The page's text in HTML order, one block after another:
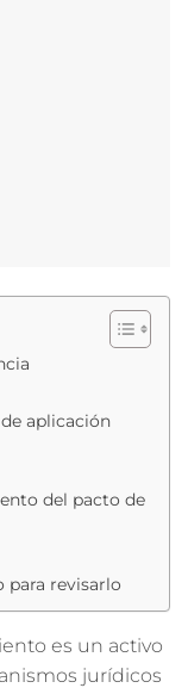
aplicación
del pacto de
para revisarlo
es un activo
jurídicos